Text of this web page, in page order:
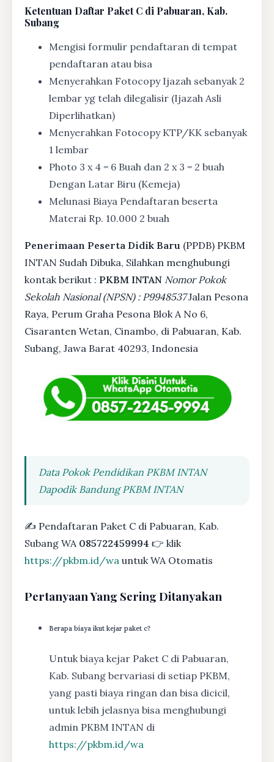
Ketentuan Daftar Paket C di Pabuaran, Kab.
Subang
Mengisi formulir pendaftaran di tempat
pendaftaran atau bisa
Menyerahkan Fotocopy Ijazah sebanyak 2
lembar yg telah dilegalisir (Ijazah Asli
Diperlihatkan)
Menyerahkan Fotocopy KTP/KK sebanyak
1 lembar
Photo 3 x 4 = 6 Buah dan 2 x 3 = 2 buah
Dengan Latar Biru (Kemeja)
Melunasi Biaya Pendaftaran beserta
Materai Rp. 10.000 2 buah
Penerimaan Peserta Didik Baru (PPDB) PKBM
INTAN Sudah Dibuka, Silahkan menghubungi
kontak berikut : PKBM INTAN Nomor Pokok
Sekolah Nasional (NPSN) : P9948537Jalan Pesona
Raya, Perum Graha Pesona Blok A No 6,
Cisaranten Wetan, Cinambo, di Pabuaran, Kab.
Subang, Jawa Barat 40293, Indonesia
Data Pokok Pendidikan PKBM INTAN
Dapodik Bandung PKBM INTAN
✍ Pendaftaran Paket C di Pabuaran, Kab.
Subang WA 085722459994 👉 klik
https://pkbm.id/wa untuk WA Otomatis
Pertanyaan Yang Sering Ditanyakan
Berapa biaya ikut kejar paket c?
Untuk biaya kejar Paket C di Pabuaran,
Kab. Subang bervariasi di setiap PKBM,
yang pasti biaya ringan dan bisa dicicil,
untuk lebih jelasnya bisa menghubungi
admin PKBM INTAN di
https://pkbm.id/wa